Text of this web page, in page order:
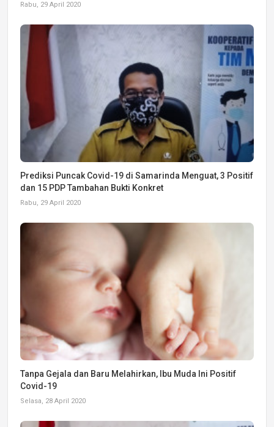
Rabu, 29 April 2020
Prediksi Puncak Covid-19 di Samarinda Menguat, 3 Positif
dan 15 PDP Tambahan Bukti Konkret
Rabu, 29 April 2020
Tanpa Gejala dan Baru Melahirkan, Ibu Muda Ini Positif
Covid-19
Selasa, 28 April 2020